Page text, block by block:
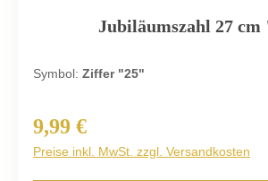
Jubiläumszahl 27 cm
Symbol: Ziffer "25"
Regulärer Preis:
9,99 €
Preise inkl. MwSt. zzgl. Versandkosten